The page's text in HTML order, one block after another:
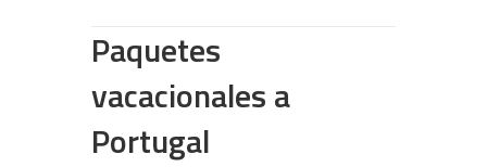
Paquetes
vacacionales a
Portugal